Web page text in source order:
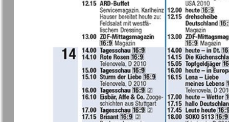
3
25
31
37
Русский вояж
Архив необновляющихся на сайте изданий
7плюс7я Авангард